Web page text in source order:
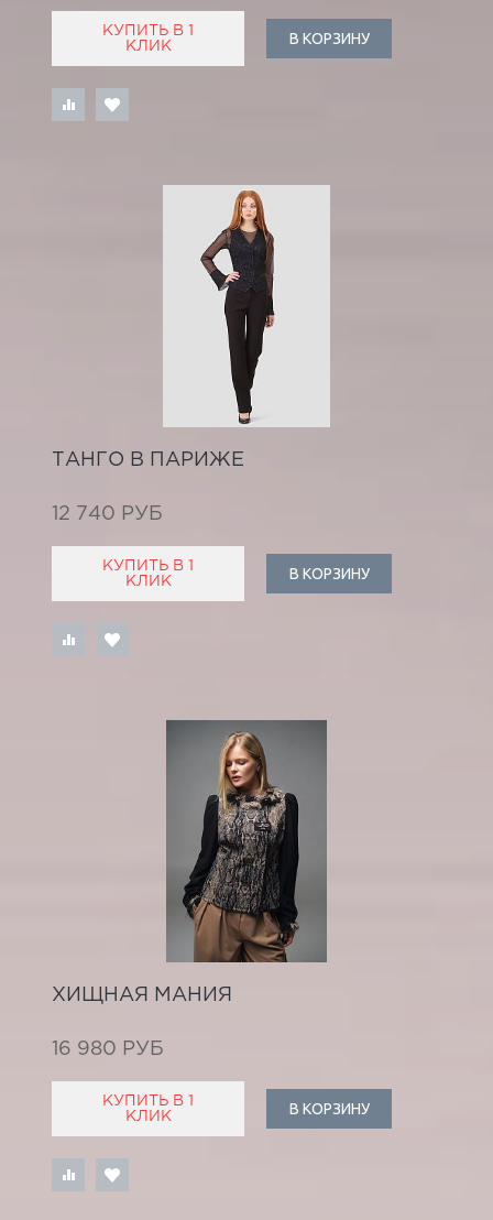
КУПИТЬ В 1
КЛИК
В КОРЗИНУ
ТАНГО В ПАРИЖЕ
12 740 РУБ
КУПИТЬ В 1
КЛИК
В КОРЗИНУ
ХИЩНАЯ МАНИЯ
16 980 РУБ
КУПИТЬ В 1
КЛИК
В КОРЗИНУ